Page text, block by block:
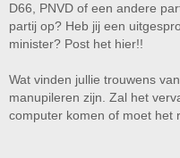
D66, PNVD of een andere
partij op? Heb jij een
minister? Post het hier!!
Wat vinden jullie trouwens
manupileren zijn. Zal het
computer komen of moet het